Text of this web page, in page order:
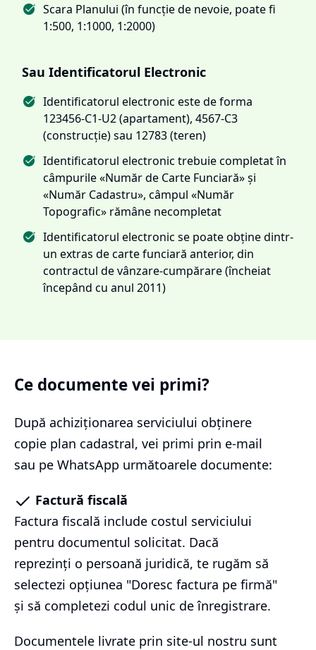
Scara Planului (în funcție de nevoie, poate fi
1:500, 1:1000, 1:2000)
Sau Identificatorul Electronic
Identificatorul electronic este de forma
123456-C1-U2 (apartament), 4567-C3
(construcție) sau 12783 (teren)
Identificatorul electronic trebuie completat în
câmpurile «Număr de Carte Funciară» și
«Număr Cadastru», câmpul «Număr
Topografic» rămâne necompletat
Identificatorul electronic se poate obține dintr-
un extras de carte funciară anterior, din
contractul de vânzare-cumpărare (încheiat
începând cu anul 2011)
Ce documente vei primi?
După achiziționarea serviciului obținere
copie plan cadastral, vei primi prin e-mail
sau pe WhatsApp următoarele documente:
Factură fiscală
Factura fiscală include costul serviciului
pentru documentul solicitat. Dacă
reprezinți o persoană juridică, te rugăm să
selectezi opțiunea "Doresc factura pe firmă"
și să completezi codul unic de înregistrare.
Documentele livrate prin site-ul nostru sunt